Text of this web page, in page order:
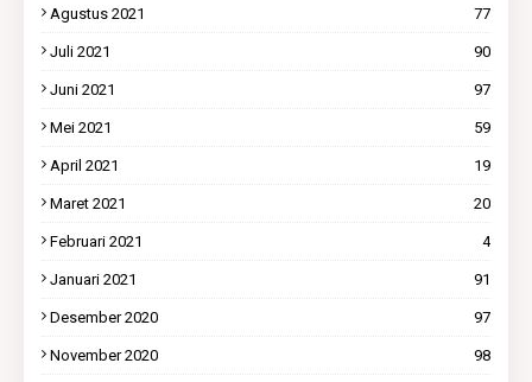
Agustus 2021 77
Juli 2021 90
Juni 2021 97
Mei 2021 59
April 2021 19
Maret 2021 20
Februari 2021 4
Januari 2021 91
Desember 2020 97
November 2020 98